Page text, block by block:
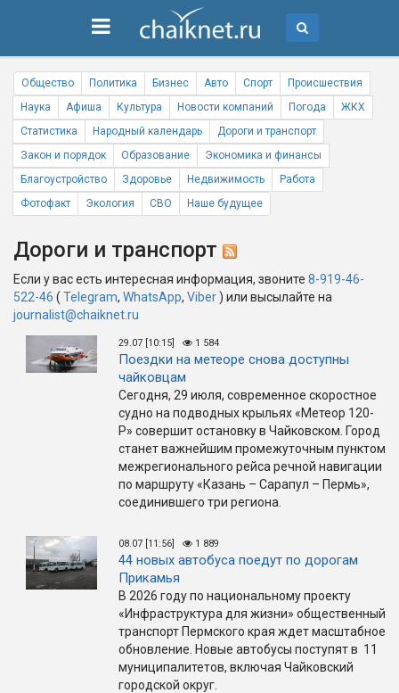
Общество Политика Бизнес Авто Спорт
Происшествия
Наука
Афиша Культура Новости компаний Погода
ЖКХ
Статистика
Народный календарь
Дороги и транспорт
Закон и порядок
Образование
Экономика и финансы
Благоустройство
Здоровье Недвижимость
Работа
Фотофакт
Экология СВО Наше будущее
Дороги и транспорт
Если у вас есть интересная информация, звоните 8-919-46-
522-46 ( Telegram, WhatsApp, Viber) или высылайте на
journalist@chaiknet.ru
29.07 [10:15] 1 584
Поездки на метеоре снова доступны
чайковцам
Сегодня, 29 июля, современное скоростное
судно на подводных крыльях «Метеор 120-
Р» совершит остановку в Чайковском. Город
станет важнейшим промежуточным пунктом
межрегионального рейса речной навигации
по маршруту «Казань – Сарапул – Пермь»,
соединившего три региона.
08.07 [11:56] 1 889
44 новых автобуса поедут по дорогам
Прикамья
В 2026 году по национальному проекту
«Инфраструктура для жизни» общественный
транспорт Пермского края ждет масштабное
обновление. Новые автобусы поступят в 11
муниципалитетов, включая Чайковский
городской округ.